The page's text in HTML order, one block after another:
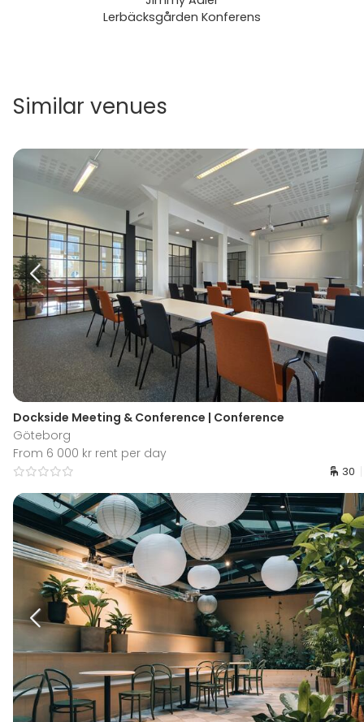
Lerbäcksgården Konferens
Similar venues
Dockside Meeting & Conference | Conference
Göteborg
From 6 000 kr rent per day
30